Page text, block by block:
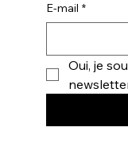
E-mail *
Oui, je